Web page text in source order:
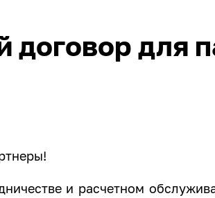
договор для
и расчетном